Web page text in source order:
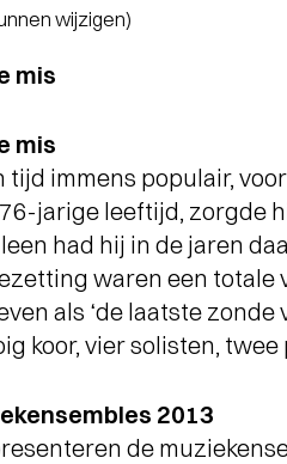
wijzigen)
mis
mis
tijd immens populair,
76-jarige leeftijd, zorgde
had hij in de jaren
waren een totale
als ‘de laatste
koor, vier solisten, twee
2013
de